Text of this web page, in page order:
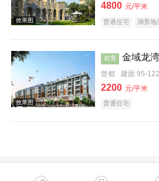
4800 元/平米
普通住宅 湖景地
在售 金域龙湾
曾都 建面 95-
2200 元/平米
普通住宅